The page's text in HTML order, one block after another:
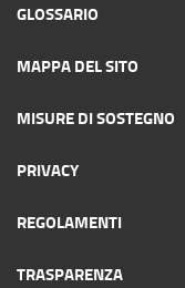
GLOSSARIO
MAPPA DEL SITO
MISURE DI SOSTEGNO
PRIVACY
REGOLAMENTI
TRASPARENZA